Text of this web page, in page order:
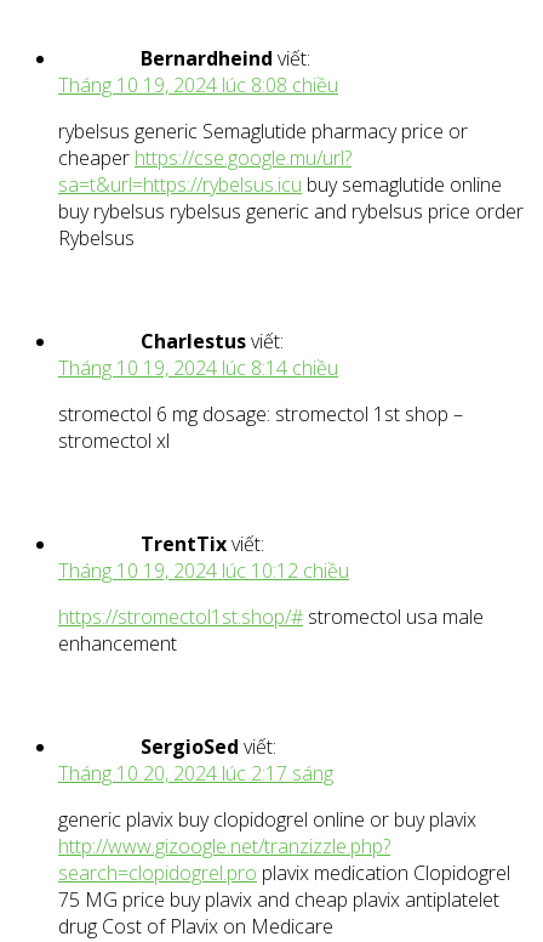
Bernardheind viết:
Tháng 10 19, 2024 lúc 8:08 chiều
rybelsus generic Semaglutide pharmacy price or
cheaper https://cse.google.mu/url?
sa=t&url=https://rybelsus.icu buy semaglutide online
buy rybelsus rybelsus generic and rybelsus price order
Rybelsus
Charlestusviết:
Tháng 10 19, 2024 lúc 8:14 chiều
stromectol 6 mg dosage: stromectol 1st shop –
stromectol xl
TrentTixviết:
Tháng 10 19, 2024 lúc 10:12 chiều
https://stromectol1st.shop/# stromectol usa male
enhancement
SergioSed viết:
Tháng 10 20, 2024 lúc 2:17 sáng
generic plavix buy clopidogrel online or buy plavix
http://www.gizoogle.net/tranzizzle.php?
search=clopidogrel.pro plavix medication Clopidogrel
75 MG price buy plavix and cheap plavix antiplatelet
drug Cost of Plavix on Medicare